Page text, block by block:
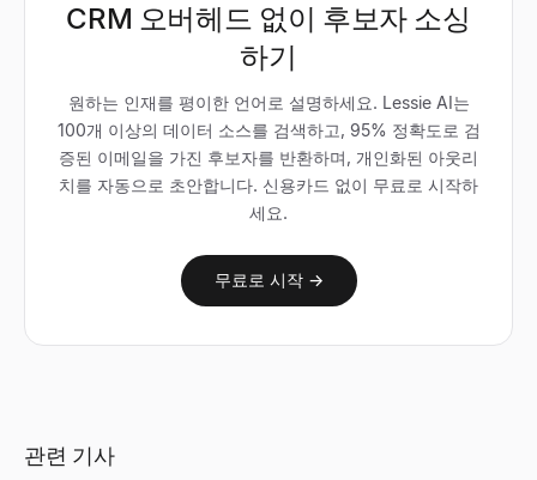
CRM 오버헤드 없이 후보자 소싱
하기
원하는 인재를 평이한 언어로 설명하세요. Lessie AI는
100개 이상의 데이터 소스를 검색하고, 95% 정확도로 검
증된 이메일을 가진 후보자를 반환하며, 개인화된 아웃리
치를 자동으로 초안합니다. 신용카드 없이 무료로 시작하
세요.
무료로 시작 →
관련 기사